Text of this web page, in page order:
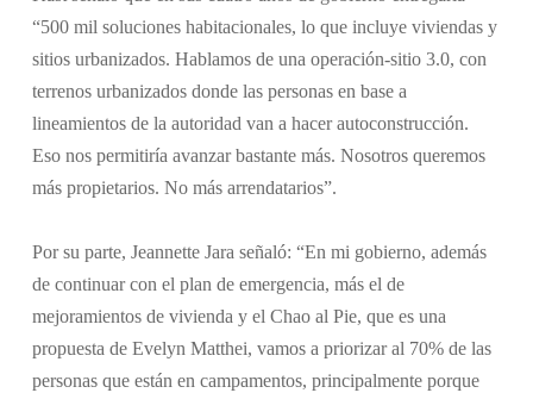
“500 mil soluciones habitacionales, lo que incluye viviendas y
sitios urbanizados. Hablamos de una operación-sitio 3.0, con
terrenos urbanizados donde las personas en base a
lineamientos de la autoridad van a hacer autoconstrucción.
Eso nos permitiría avanzar bastante más. Nosotros queremos
más propietarios. No más arrendatarios”.
Por su parte, Jeannette Jara señaló: “En mi gobierno, además
de continuar con el plan de emergencia, más el de
mejoramientos de vivienda y el Chao al Pie, que es una
propuesta de Evelyn Matthei, vamos a priorizar al 70% de las
personas que están en campamentos, principalmente porque